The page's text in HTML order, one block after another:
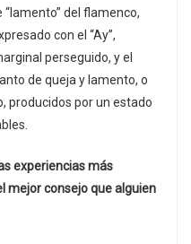
“lamento” del flamenco,
con el “Ay”,
perseguido, y el
de queja y lamento, o
producidos por un estado
experiencias más
mejor consejo que alguien